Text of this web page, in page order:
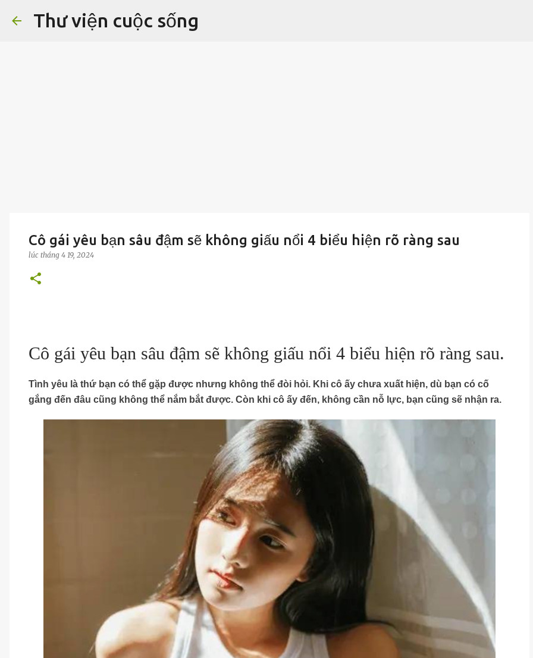
Thư viện cuộc sống
Cô gái yêu bạn sâu đậm sẽ không giấu nổi 4 biểu hiện rõ ràng sau
lúc tháng 4 19, 2024
Cô gái yêu bạn sâu đậm sẽ không giấu nổi 4 biểu hiện rõ ràng sau.
Tình yêu là thứ bạn có thể gặp được nhưng không thể đòi hỏi. Khi cô ấy chưa xuất hiện, dù bạn có cố
gắng đến đâu cũng không thể nắm bắt được. Còn khi cô ấy đến, không cần nỗ lực, bạn cũng sẽ nhận ra.